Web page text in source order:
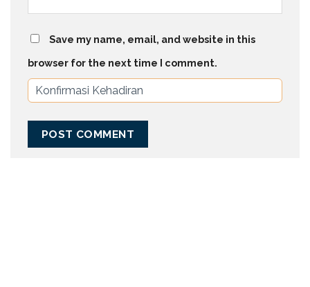
Save my name, email, and website in this
browser for the next time I comment.